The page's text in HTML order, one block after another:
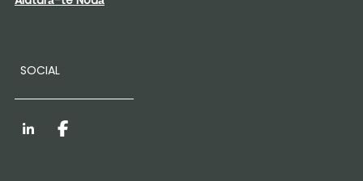
SOCIAL
LinkedInFacebook